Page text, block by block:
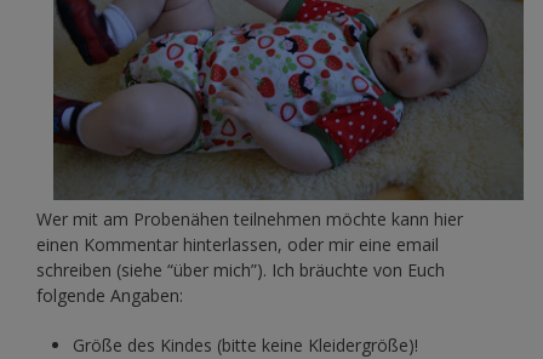
Wer mit am Probenähen teilnehmen möchte kann hier
einen Kommentar hinterlassen, oder mir eine email
schreiben (siehe “über mich”). Ich bräuchte von Euch
folgende Angaben:
Größe des Kindes (bitte keine Kleidergröße)!